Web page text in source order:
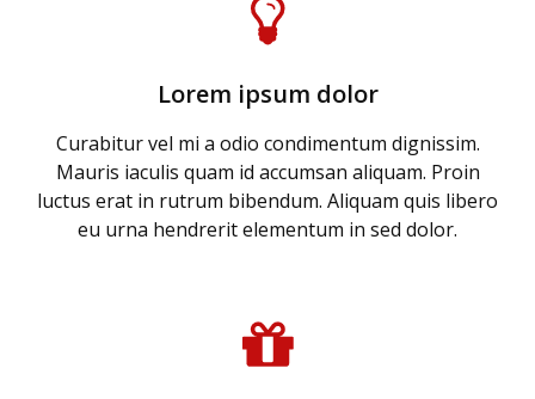
Lorem ipsum dolor
Curabitur vel mi a odio condimentum dignissim.
Mauris iaculis quam id accumsan aliquam. Proin
luctus erat in rutrum bibendum. Aliquam quis libero
eu urna hendrerit elementum in sed dolor.